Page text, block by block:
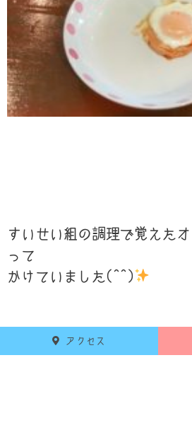
すいせい組の調理で覚えた
って
かけていました(^^)
アクセス